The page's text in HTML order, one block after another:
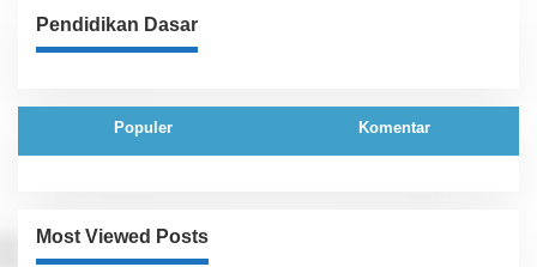
Pendidikan Dasar
Populer Komentar
Most Viewed Posts